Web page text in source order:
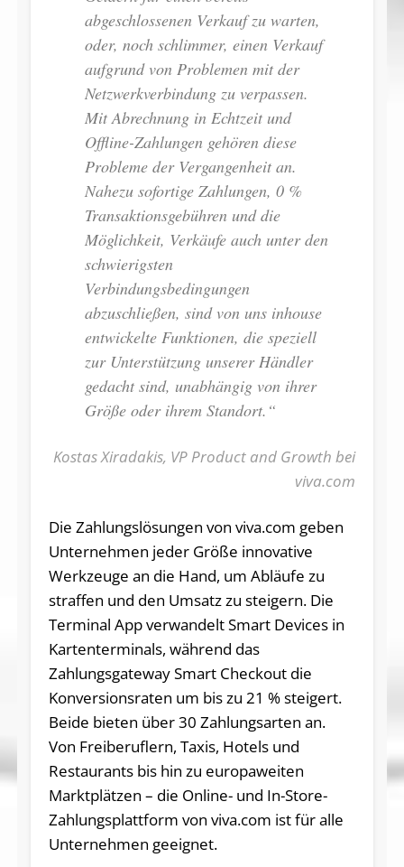
abgeschlossenen Verkauf zu warten,
oder, noch schlimmer, einen Verkauf
aufgrund von Problemen mit der
Netzwerkverbindung zu verpassen.
Mit Abrechnung in Echtzeit und
Offline-Zahlungen gehören diese
Probleme der Vergangenheit an.
Nahezu sofortige Zahlungen, 0 %
Transaktionsgebühren und die
Möglichkeit, Verkäufe auch unter den
schwierigsten
Verbindungsbedingungen
abzuschließen, sind von uns inhouse
entwickelte Funktionen, die speziell
zur Unterstützung unserer Händler
gedacht sind, unabhängig von ihrer
Größe oder ihrem Standort.“
Kostas Xiradakis, VP Product and Growth bei
viva.com
Die Zahlungslösungen von viva.com geben
Unternehmen jeder Größe innovative
Werkzeuge an die Hand, um Abläufe zu
straffen und den Umsatz zu steigern. Die
Terminal App verwandelt Smart Devices in
Kartenterminals, während das
Zahlungsgateway Smart Checkout die
Konversionsraten um bis zu 21 % steigert.
Beide bieten über 30 Zahlungsarten an.
Von Freiberuflern, Taxis, Hotels und
Restaurants bis hin zu europaweiten
Marktplätzen – die Online- und In-Store-
Zahlungsplattform von viva.com ist für alle
Unternehmen geeignet.